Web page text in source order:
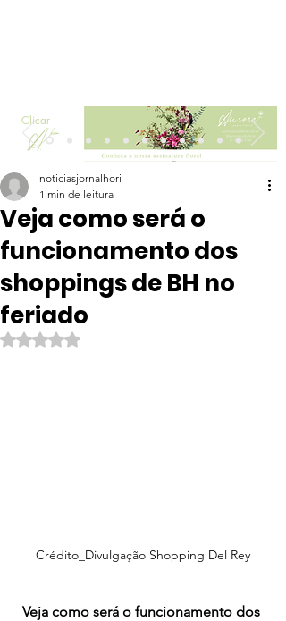
Clicar
Veja como será o
funcionamento dos
shoppings de BH no
feriado
noticiasjornalhori
1 min de leitura
Avaliado com NaN de 5 estrelas.
Crédito_Divulgação Shopping Del Rey
Veja como será o funcionamento dos